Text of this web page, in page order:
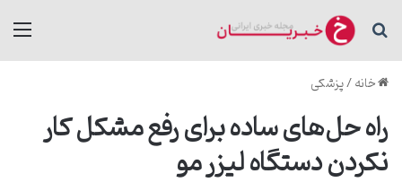
جستجو برای
خانه/پزشکی
راه حل‌های ساده برای رفع مشکل کار
نکردن دستگاه لیزر مو